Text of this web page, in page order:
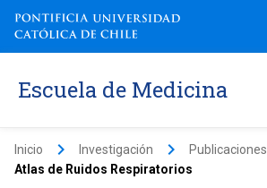
Escuela de Medicina
Inicio keyboard_arrow_right Investigación keyboard_arrow_right Publicaciones
Atlas de Ruidos Respiratorios